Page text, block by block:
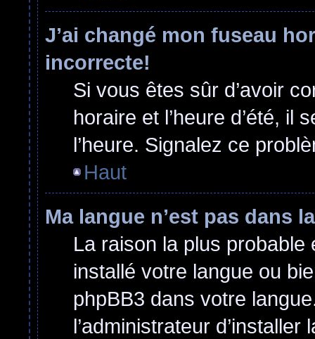
J’ai changé mon fuseau
incorrecte!
Si vous êtes sûr d’avoir
horaire et l’heure d’été, il
l’heure. Signalez ce
Haut
Ma langue n’est pas dans
La raison la plus probable
installé votre langue ou
phpBB3 dans votre
l’administrateur